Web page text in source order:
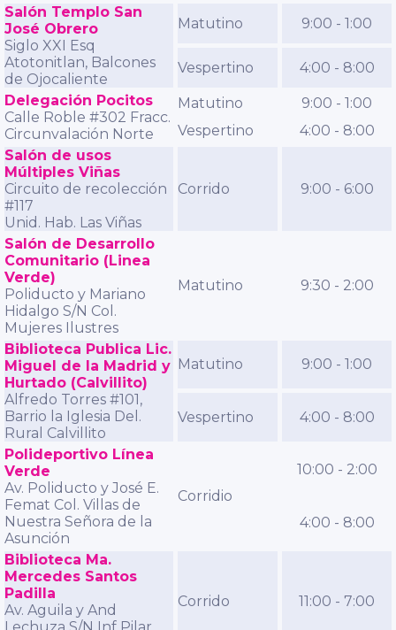
Salón Templo San
José Obrero
Siglo XXI Esq
Atotonitlan, Balcones
de Ojocaliente
Matutino 9:00 - 1:00
Vespertino
4:00 - 8:00
Delegación Pocitos
Calle Roble #302 Fracc.
Circunvalación Norte
Matutino
9:00 - 1:00
Vespertino
4:00 - 8:00
Salón de usos
Múltiples Viñas
Circuito de recolección
#117
Unid. Hab. Las Viñas
Corrido 9:00 - 6:00
Salón de Desarrollo
Comunitario (Linea
Verde)
Poliducto y Mariano
Hidalgo S/N Col.
Mujeres Ilustres
Matutino 9:30 - 2:00
Biblioteca Publica Lic.
Miguel de la Madrid y
Hurtado (Calvillito)
Alfredo Torres #101,
Barrio la Iglesia Del.
Rural Calvillito
Matutino 9:00 - 1:00
Vespertino 4:00 - 8:00
Polideportivo Línea
Verde
Av. Poliducto y José E.
Femat Col. Villas de
Nuestra Señora de la
Asunción
Corridio
10:00 - 2:00
4:00 - 8:00
Biblioteca Ma.
Mercedes Santos
Padilla
Av. Aguila y And
Corrido 11:00 - 7:00